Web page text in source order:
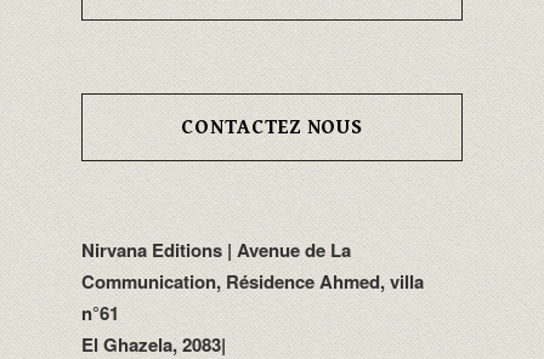
CONTACTEZ NOUS
Nirvana Editions | Avenue de La
Communication, Résidence Ahmed, villa
n°61
El Ghazela, 2083|